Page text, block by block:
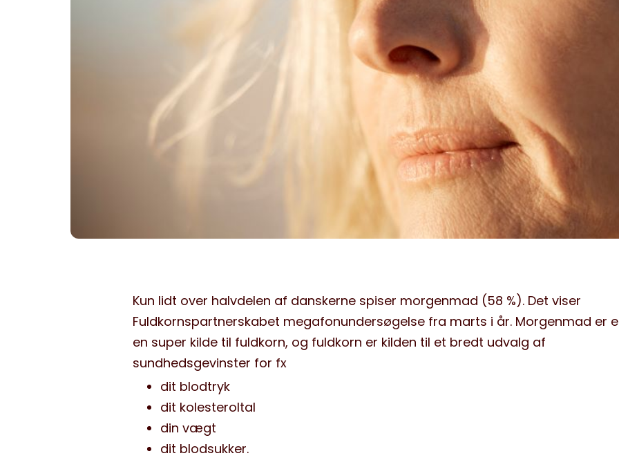
Kun lidt over halvdelen af danskerne spiser morgenmad (58 %). Det viser
Fuldkornspartnerskabet megafonundersøgelse fra marts i år. Morgenmad er
en super kilde til fuldkorn, og fuldkorn er kilden til et bredt udvalg af
sundhedsgevinster for fx
dit blodtryk
dit kolesteroltal
din vægt
dit blodsukker.